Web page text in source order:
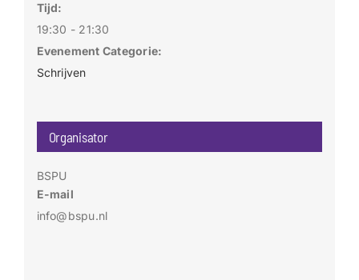
Tijd:
19:30 - 21:30
Evenement Categorie:
Schrijven
Organisator
BSPU
E-mail
info@bspu.nl